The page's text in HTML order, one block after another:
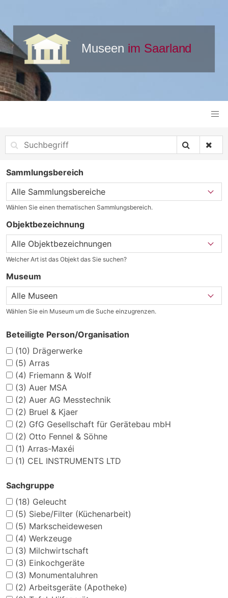
Sammlungsbereich
Wählen Sie einen thematischen Sammlungsbereich.
Objektbezeichnung
Welcher Art ist das Objekt das Sie suchen?
Museum
Wählen Sie ein Museum um die Suche einzugrenzen.
Beteiligte Person/Organisation
(10) Drägerwerke
(5) Arras
(4) Friemann & Wolf
(3) Auer MSA
(2) Auer AG Messtechnik
(2) Bruel & Kjaer
(2) GfG Gesellschaft für Gerätebau mbH
(2) Otto Fennel & Söhne
(1) Arras-Maxéi
(1) CEL INSTRUMENTS LTD
Sachgruppe
(18) Geleucht
(5) Siebe/Filter (Küchenarbeit)
(5) Markscheidewesen
(4) Werkzeuge
(3) Milchwirtschaft
(3) Einkochgeräte
(3) Monumentaluhren
(2) Arbeitsgeräte (Apotheke)